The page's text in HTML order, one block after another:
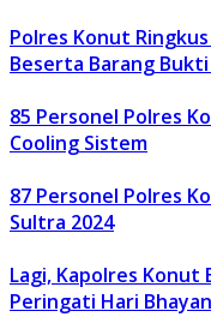
Polres Konut
Beserta Barang Bukti
85 Personel Polres
Cooling Sistem
87 Personel Polres
Sultra 2024
Lagi, Kapolres Konut
Peringati Hari